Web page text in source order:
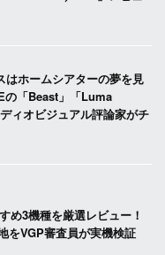
はホームシアターの夢を見
の「Beast」「Luma
ィオビジュアル評論家がチ
め3機種を厳選レビュー！
をVGP審査員が実機検証